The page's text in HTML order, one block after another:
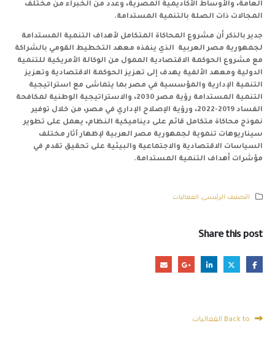
العامة، والأوساط الأكاديمية المصرية، وعدد من الخبراء من مختلف
المجالات ذات الصلة بالتنمية المستدامة.
جدير بالذكر أن مشروع المحاكاة المتكامل لأهداف التنمية المستدامة
لجمهورية مصر العربية الذي ينفذه معهد التخطيط القومي بالشراكة
مع مشروع الحوكمة الاقتصادية الممول من الوكالة الأمريكية للتنمية
الدولية ومعهد الألفية يهدف إلى تعزيز الحوكمة الاقتصادية وتعزيز
التنمية الإدارية والمؤسسية في مصر بما يتماشى مع استراتيجية
التنمية المستدامة رؤية مصر 2030، والاستراتيجية الوطنية لمكافحة
الفساد 2019-2022، ورؤية الإصلاح الإداري في مصر، من خلال توفير
نموذج محاكاة متكامل قائم على ديناميكية النظام، يعمل على تطوير
سيناريوهات تنموية لجمهورية مصر العربية لإظهار آثار مختلف
السياسات الاقتصادية والاجتماعية والبيئية على تحقيق تقدم في
مؤشرات أهداف التنمية المستدامة.
التصنيف الرئيسى, الفعاليات
Share this post